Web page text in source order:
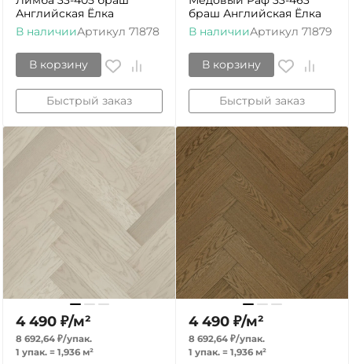
Английская Ёлка
В наличииАртикул 71878
В корзину
Быстрый заказ
браш Английская Ёлка
В наличииАртикул 71879
В корзину
Быстрый заказ
4 490 ₽/м²
8 692,64 ₽/упак.
1 упак. = 1,936 м²
4 490 ₽/м²
8 692,64 ₽/упак.
1 упак. = 1,936 м²